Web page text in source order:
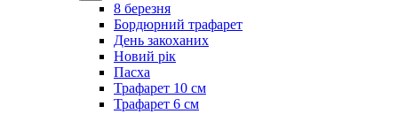
8 березня
Бордюрний трафарет
День закоханих
Новий рік
Пасха
Трафарет 10 см
Трафарет 6 см